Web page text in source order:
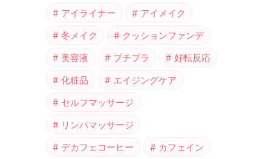
アイライナー
アイメイク
冬メイク
クッションファンデ
美容液
プチプラ
好転反応
化粧品
エイジングケア
セルフマッサージ
リンパマッサージ
デカフェコーヒー
カフェイン